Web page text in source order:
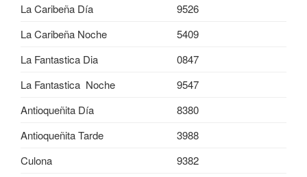
La Caribeña Día
9526
La Caribeña Noche
5409
La Fantastica Dia
0847
La Fantastica Noche
9547
Antioqueñita Día
8380
Antioqueñita Tarde
3988
Culona
9382